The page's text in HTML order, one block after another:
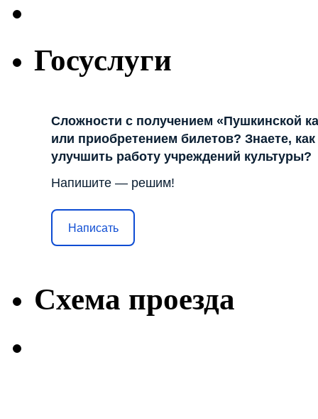
Госуслуги
Сложности с получением «Пушкинской
или приобретением билетов? Знаете, как
улучшить работу учреждений культуры?
Напишите — решим!
Написать
Схема проезда